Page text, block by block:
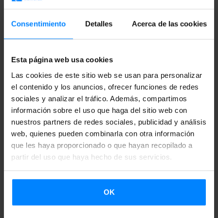
Consentimiento Detalles Acerca de las cookies
Esta página web usa cookies
Las cookies de este sitio web se usan para personalizar
el contenido y los anuncios, ofrecer funciones de redes
sociales y analizar el tráfico. Además, compartimos
información sobre el uso que haga del sitio web con
nuestros partners de redes sociales, publicidad y análisis
web, quienes pueden combinarla con otra información
que les haya proporcionado o que hayan recopilado a
partir del uso que haya hecho de sus servicios.
OK
más con 948 Merkatua fomentando la participación de
evento.
948 Merkatua es considerado un mercado estratégico a
nivel de Eurorregión para fomentar relaciones culturales
transfronterizas y para mostrar el trabajo de creativo de
artistas de Euskadi, Navarra e Iparralde a programadores
de Nueva Aquitania.